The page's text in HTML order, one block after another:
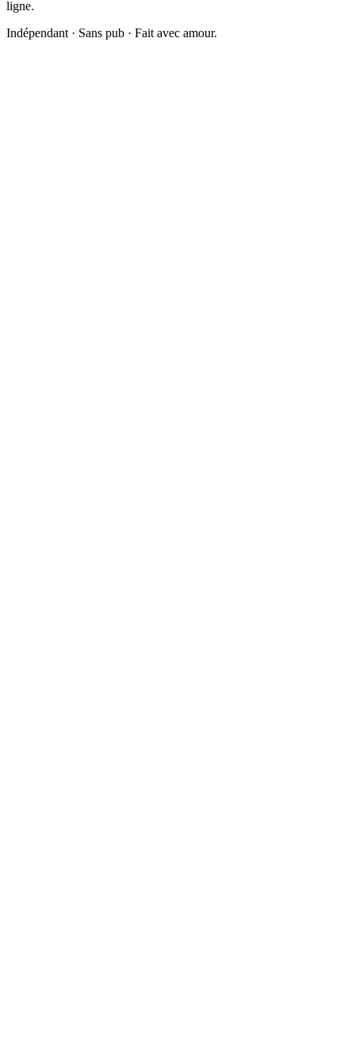
ligne.
Indépendant · Sans pub · Fait avec amour.